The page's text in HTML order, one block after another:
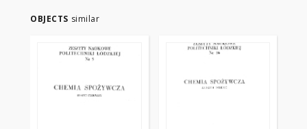
OBJECTS similar